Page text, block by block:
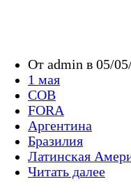
От admin в 05/
1 мая
COB
FORA
Аргентина
Бразилия
Латинская
Читать далее